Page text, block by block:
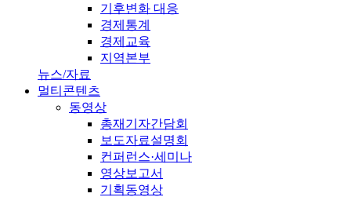
기후변화 대응
경제통계
경제교육
지역본부
뉴스/자료
멀티콘텐츠
동영상
총재기자간담회
보도자료설명회
컨퍼런스·세미나
영상보고서
기획동영상